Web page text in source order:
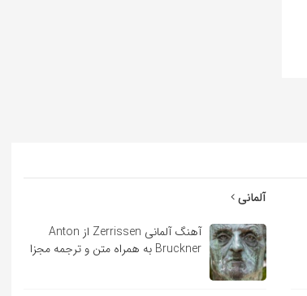
آلمانی
آهنگ آلمانی Zerrissen از Anton
Bruckner به همراه متن و ترجمه مجزا